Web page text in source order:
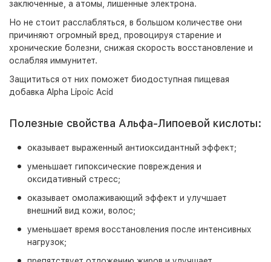
заключенные, а атомы, лишенные электрона.
Но не стоит расслабляться, в большом количестве они
причиняют огромный вред, провоцируя старение и
хронические болезни, снижая скорость восстановление и
ослабляя иммунитет.
Защититься от них поможет биодоступная пищевая
добавка Alpha Lipoic Acid
Полезные свойства Альфа-Липоевой кислоты:
оказывает выраженный антиоксидантный эффект;
уменьшает гипоксические повреждения и
оксидативный стресс;
оказывает омолаживающий эффект и улучшает
внешний вид кожи, волос;
уменьшает время восстановления после интенсивных
нагрузок;